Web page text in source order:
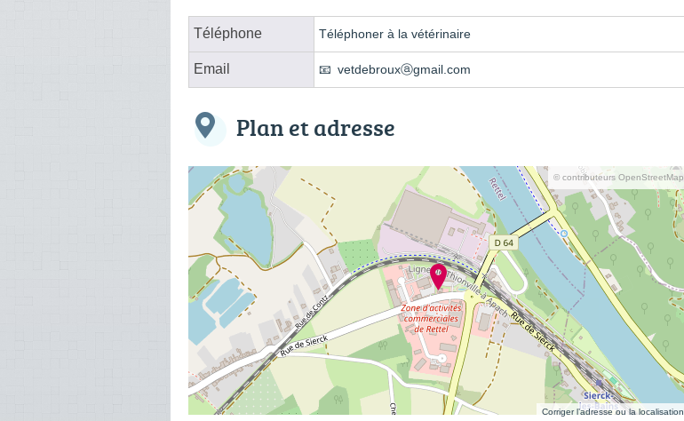
Téléphone Téléphoner à la vétérinaire
Email vetdebrouxⓐgmail.com
Plan et adresse
© contributeurs OpenStreetMap
Corriger l’adresse ou la localisation